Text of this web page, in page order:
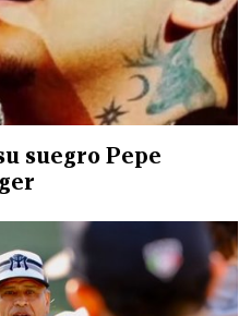
suegro Pepe